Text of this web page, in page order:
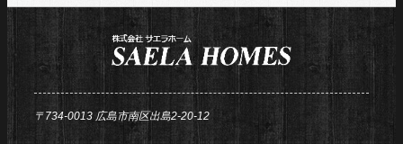
〒734-0013 広島市南区出島2-20-12